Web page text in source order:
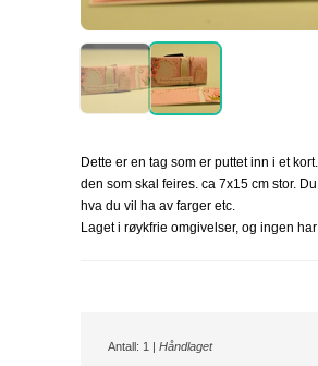
Dette er en tag som er puttet inn i et
den som skal feires. ca 7x15 cm stor.
hva du vil ha av farger etc.
Laget i røykfrie omgivelser, og ingen
Antall: 1 | Håndlaget